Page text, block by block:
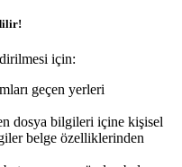
için:
geçen yerleri
dosya bilgileri içine kişisel
belge özelliklerinden